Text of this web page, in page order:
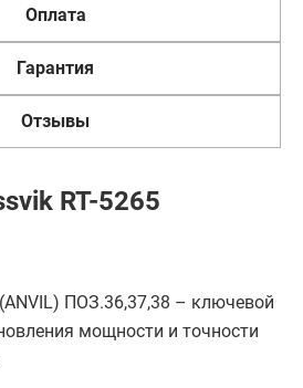
Оплата
Гарантия
Отзывы
RT-5265
ПОЗ.36,37,38 – ключевой
мощности и точности